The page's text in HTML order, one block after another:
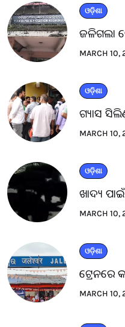
ଓଡ଼ିଶା
ଜଳିଗଲା
MARCH 10,
ଓଡ଼ିଶା
ଗ୍ୟାସ
MARCH 10,
ଓଡ଼ିଶା
ଖାଦ୍ୟ
MARCH 10,
ଓଡ଼ିଶା
ଟ୍ରେନରେ
MARCH 10,